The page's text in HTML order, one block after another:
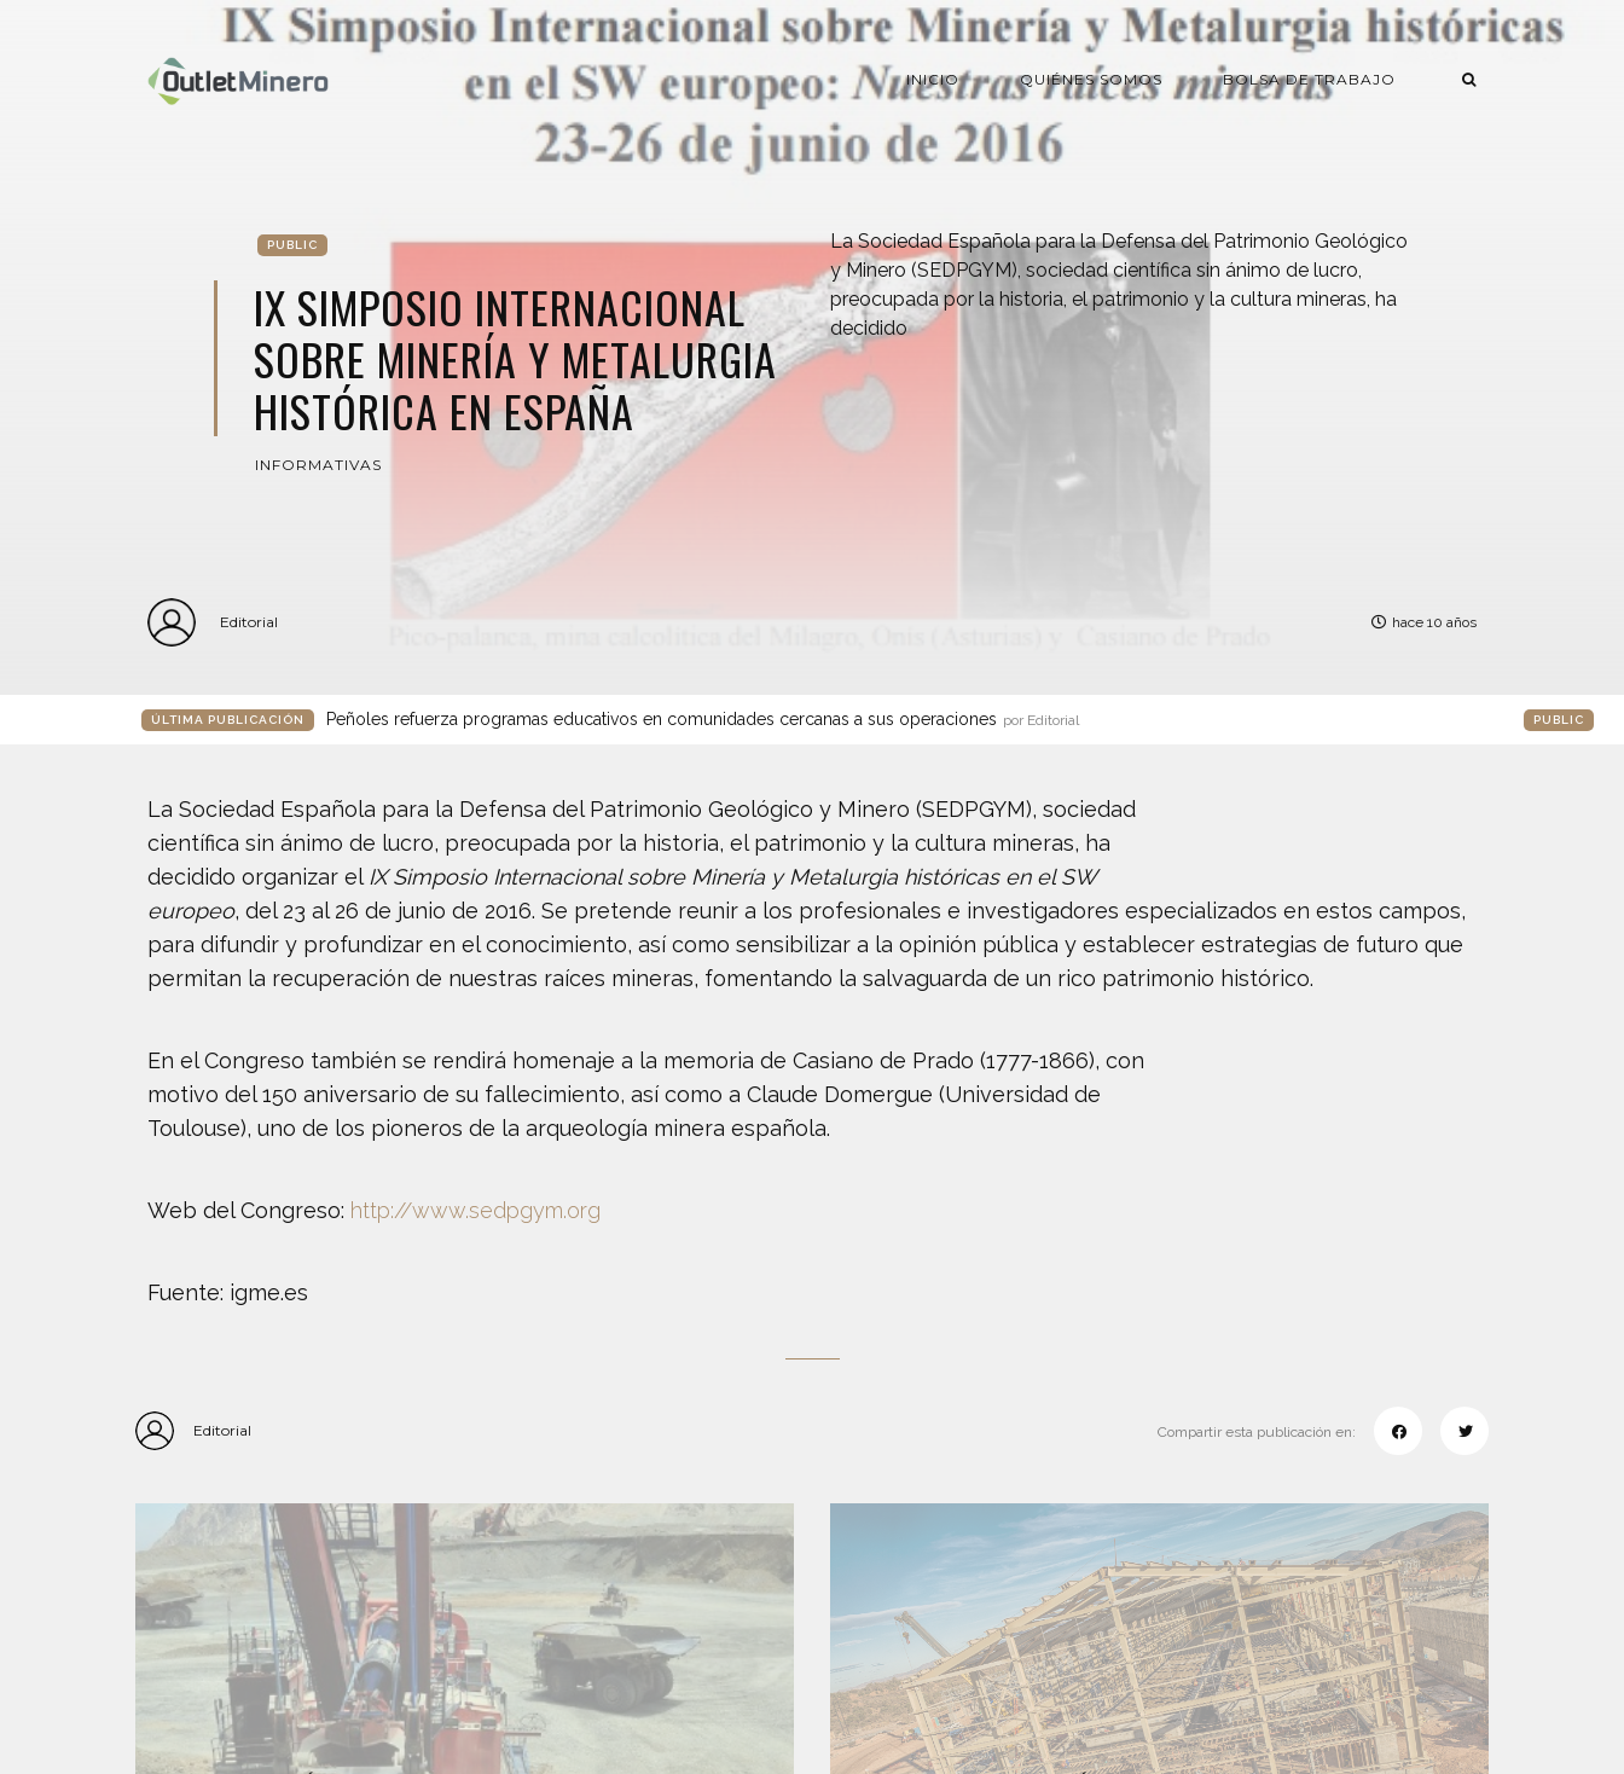
INICIO QUIÉNES SOMOS BOLSA DE TRABAJO
PUBLIC
IX SIMPOSIO INTERNACIONAL
SOBRE MINERÍA Y METALURGIA
HISTÓRICA EN ESPAÑA
INFORMATIVAS
La Sociedad Española para la Defensa del Patrimonio Geológico
y Minero (SEDPGYM), sociedad científica sin ánimo de lucro,
preocupada por la historia, el patrimonio y la cultura mineras, ha
decidido
Editorial hace 10 años
ÚLTIMA PUBLICACIÓN Peñoles refuerza programas educativos en comunidades cercanas a sus operaciones por Editorial PUBLIC
La Sociedad Española para la Defensa del Patrimonio Geológico y Minero (SEDPGYM), sociedad
científica sin ánimo de lucro, preocupada por la historia, el patrimonio y la cultura mineras, ha
decidido organizar el IX Simposio Internacional sobre Minería y Metalurgia históricas en el SW
europeo, del 23 al 26 de junio de 2016. Se pretende reunir a los profesionales e investigadores especializados en estos campos,
para difundir y profundizar en el conocimiento, así como sensibilizar a la opinión pública y establecer estrategias de futuro que
permitan la recuperación de nuestras raíces mineras, fomentando la salvaguarda de un rico patrimonio histórico.
En el Congreso también se rendirá homenaje a la memoria de Casiano de Prado (1777-1866), con
motivo del 150 aniversario de su fallecimiento, así como a Claude Domergue (Universidad de
Toulouse), uno de los pioneros de la arqueología minera española.
Web del Congreso: http://www.sedpgym.org
Fuente: igme.es
Editorial Compartir esta publicación en: